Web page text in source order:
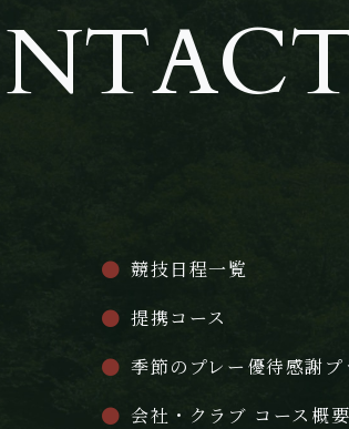
競技日程一覧
提携コース
季節のプレー優待感謝プ
会社・クラブ コース概要